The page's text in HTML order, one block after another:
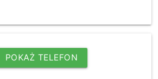
POKAŻ TELEFON